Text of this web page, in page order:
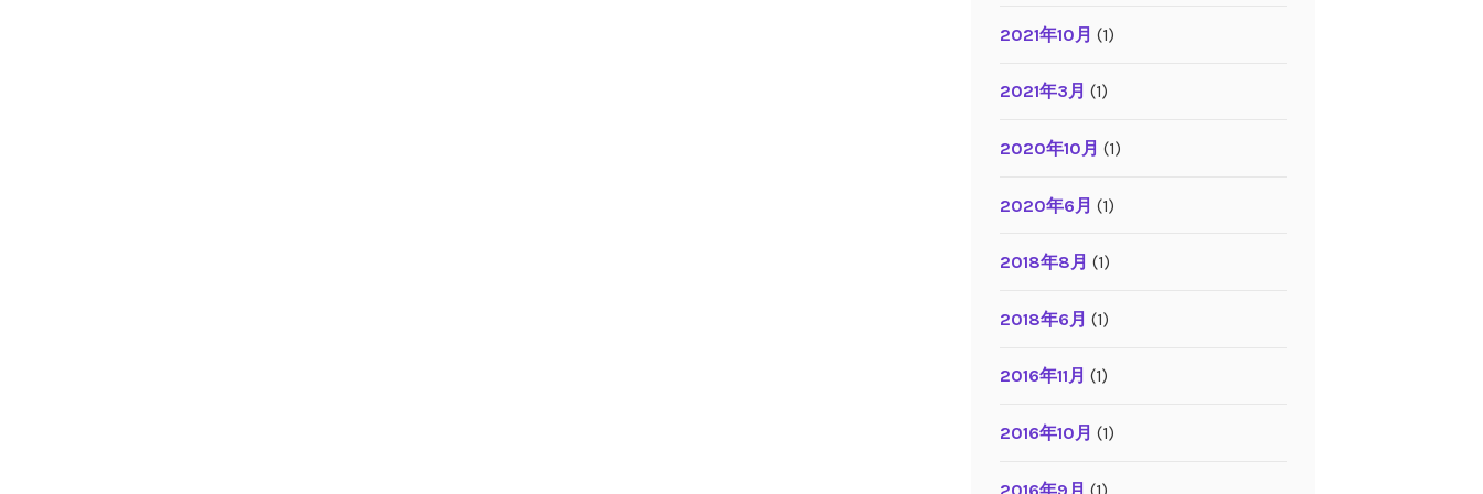
2021年10月 (1)
2021年3月 (1)
2020年10月 (1)
2020年6月 (1)
2018年8月 (1)
2018年6月 (1)
2016年11月 (1)
2016年10月 (1)
2016年9月 (1)